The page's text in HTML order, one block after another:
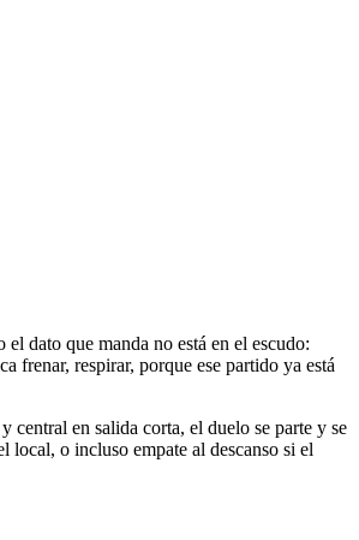
dato que manda no está en el escudo:
frenar, respirar, porque ese partido ya está
central en salida corta, el duelo se parte y se
local, o incluso empate al descanso si el